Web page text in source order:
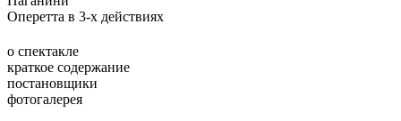
Оперетта в 3-х действиях
о спектакле
краткое содержание
постановщики
фотогалерея